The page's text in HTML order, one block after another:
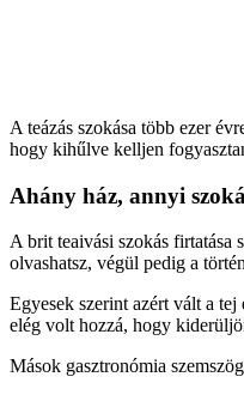
A teázás szokása több ezer
hogy kihűlve kelljen
Ahány ház, annyi
A brit teaivási szokás firtatása
olvashatsz, végül pedig a
Egyesek szerint azért vált a
elég volt hozzá, hogy
Mások gasztronómia